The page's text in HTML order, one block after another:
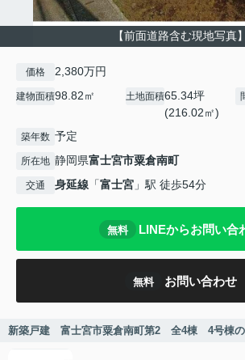
【前面道路含む現地写真】
価格 2,380万円
建物面積98.82㎡ 土地面積65.34坪
(216.02㎡)
築年数 予定
所在地 静岡県富士宮市粟倉南町
交通 身延線 「富士宮 」駅 徒歩54分
無料 LINEからお問い合
無料 お問い合わせ
新築戸建 富士宮市粟倉南町第2 全4棟 4号棟の